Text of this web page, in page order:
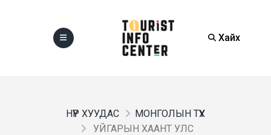
Хайх
НҮҮР ХУУДАС
МОНГОЛЫН ТҮҮХ
УЙГАРЫН ХААНТ УЛС